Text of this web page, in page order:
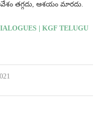
తగ్గదు, ఆశయం మారదు.
| KGF TELUGU